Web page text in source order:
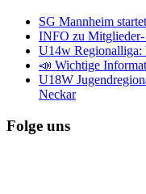
SG Mannheim
INFO zu Mitglieder-
U14w Regionalliga:
📣 Wichtige
U18W
Neckar
Folge uns